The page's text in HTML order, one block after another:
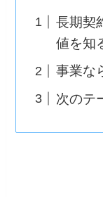
長期契
値を知
事業な
次のテ